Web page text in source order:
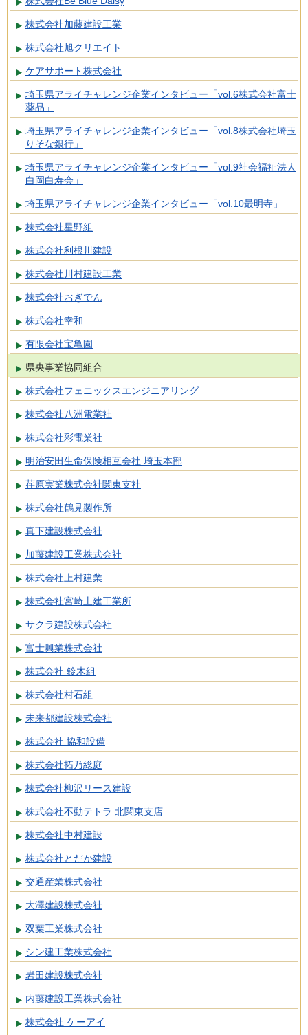
株式会社加藤建設工業
株式会社旭クリエイト
ケアサポート株式会社
埼玉県アライチャレンジ企業インタビュー「vol.6株式会社富士
薬品」
埼玉県アライチャレンジ企業インタビュー「vol.8株式会社埼玉
りそな銀行」
埼玉県アライチャレンジ企業インタビュー「vol.9社会福祉法人
白岡白寿会」
埼玉県アライチャレンジ企業インタビュー「vol.10最明寺」
株式会社星野組
株式会社利根川建設
株式会社川村建設工業
株式会社おぎでん
株式会社幸和
有限会社宝亀園
県央事業協同組合
株式会社フェニックスエンジニアリング
株式会社八洲電業社
株式会社彩電業社
明治安田生命保険相互会社 埼玉本部
荏原実業株式会社関東支社
株式会社鶴見製作所
真下建設株式会社
加藤建設工業株式会社
株式会社上村建業
株式会社宮崎土建工業所
サクラ建設株式会社
富士興業株式会社
株式会社 鈴木組
株式会社村石組
未来都建設株式会社
株式会社 協和設備
株式会社拓乃総庭
株式会社柳沢リース建設
株式会社不動テトラ 北関東支店
株式会社中村建設
株式会社とだか建設
交通産業株式会社
大澤建設株式会社
双葉工業株式会社
シン建工業株式会社
岩田建設株式会社
内藤建設工業株式会社
株式会社 ケーアイ